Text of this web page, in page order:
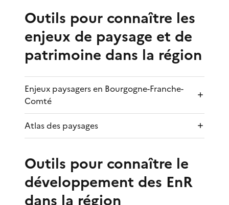
Outils pour connaître les
enjeux de paysage et de
patrimoine dans la région
Enjeux paysagers en Bourgogne-Franche-
Comté
Atlas des paysages
Outils pour connaître le
développement des EnR
dans la région